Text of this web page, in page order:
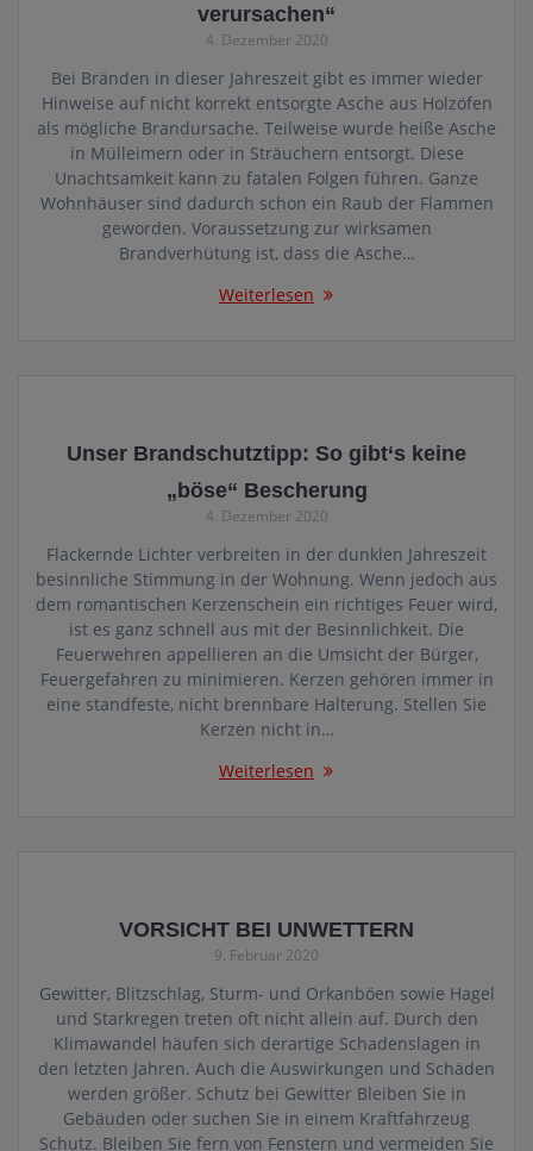
verursachen“
4. Dezember 2020
Bei Bränden in dieser Jahreszeit gibt es immer wieder
Hinweise auf nicht korrekt entsorgte Asche aus Holzöfen
als mögliche Brandursache. Teilweise wurde heiße Asche
in Mülleimern oder in Sträuchern entsorgt. Diese
Unachtsamkeit kann zu fatalen Folgen führen. Ganze
Wohnhäuser sind dadurch schon ein Raub der Flammen
geworden. Voraussetzung zur wirksamen
Brandverhütung ist, dass die Asche…
Weiterlesen
Unser Brandschutztipp: So gibt‘s keine
„böse“ Bescherung
4. Dezember 2020
Flackernde Lichter verbreiten in der dunklen Jahreszeit
besinnliche Stimmung in der Wohnung. Wenn jedoch aus
dem romantischen Kerzenschein ein richtiges Feuer wird,
ist es ganz schnell aus mit der Besinnlichkeit. Die
Feuerwehren appellieren an die Umsicht der Bürger,
Feuergefahren zu minimieren. Kerzen gehören immer in
eine standfeste, nicht brennbare Halterung. Stellen Sie
Kerzen nicht in…
Weiterlesen
VORSICHT BEI UNWETTERN
9. Februar 2020
Gewitter, Blitzschlag, Sturm- und Orkanböen sowie Hagel
und Starkregen treten oft nicht allein auf. Durch den
Klimawandel häufen sich derartige Schadenslagen in
den letzten Jahren. Auch die Auswirkungen und Schäden
werden größer. Schutz bei Gewitter Bleiben Sie in
Gebäuden oder suchen Sie in einem Kraftfahrzeug
Schutz. Bleiben Sie fern von Fenstern und vermeiden Sie